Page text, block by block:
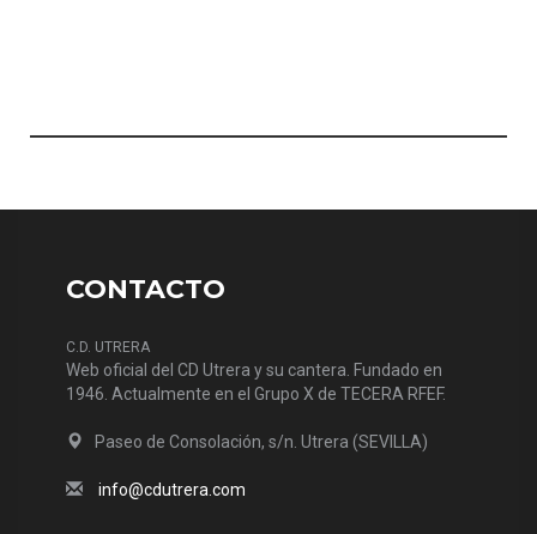
CONTACTO
C.D. UTRERA
Web oficial del CD Utrera y su cantera. Fundado en
1946. Actualmente en el Grupo X de TECERA RFEF.
Paseo de Consolación, s/n. Utrera (SEVILLA)
info@cdutrera.com